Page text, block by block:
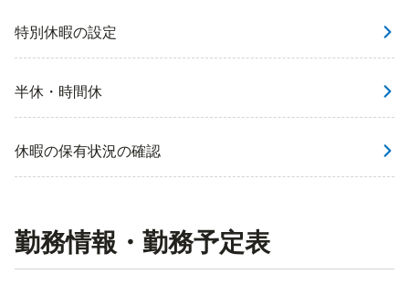
特別休暇の設定
半休・時間休
休暇の保有状況の確認
勤務情報・勤務予定表